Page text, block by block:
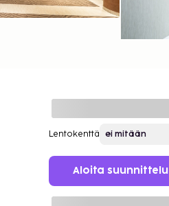
Lentokenttä
Aloita suunnittelu